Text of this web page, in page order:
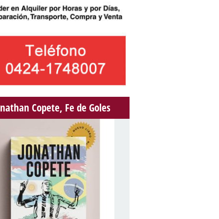
Copete, Fe de Goles